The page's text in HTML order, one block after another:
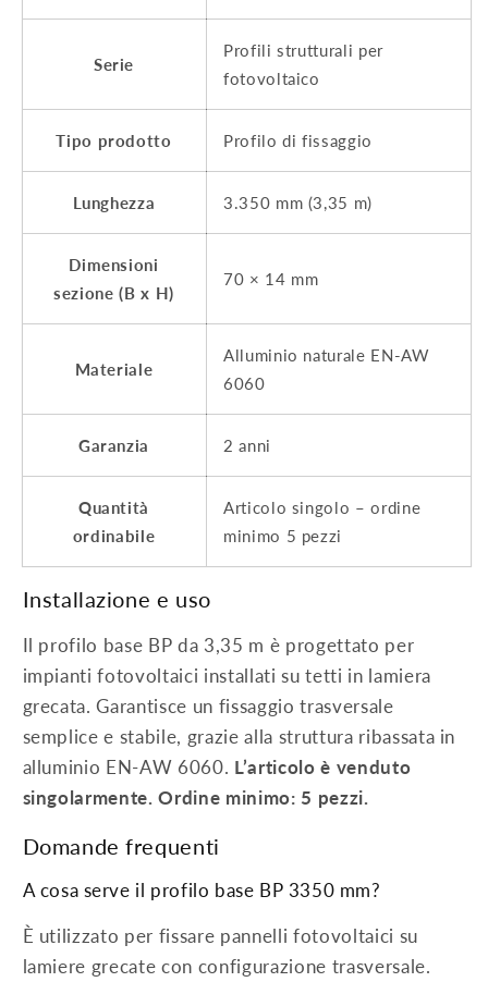
Serie
Profili strutturali per
fotovoltaico
Tipo prodotto Profilo di fissaggio
Lunghezza 3.350 mm (3,35 m)
Dimensioni
sezione (B x H)
70 × 14 mm
Materiale
Alluminio naturale EN-AW
6060
Garanzia 2 anni
Quantità
ordinabile
Articolo singolo – ordine
minimo 5 pezzi
Installazione e uso
Il profilo base BP da 3,35 m è progettato per
impianti fotovoltaici installati su tetti in lamiera
grecata. Garantisce un fissaggio trasversale
semplice e stabile, grazie alla struttura ribassata in
alluminio EN-AW 6060. L’articolo è venduto
singolarmente. Ordine minimo: 5 pezzi.
Domande frequenti
A cosa serve il profilo base BP 3350 mm?
È utilizzato per fissare pannelli fotovoltaici su
lamiere grecate con configurazione trasversale.